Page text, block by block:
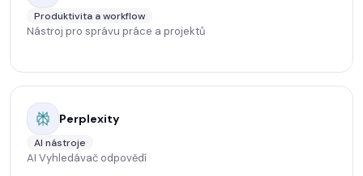
Produktivita a workflow
Nástroj pro správu práce a projektů
Perplexity
AI nástroje
AI Vyhledávač odpovědí